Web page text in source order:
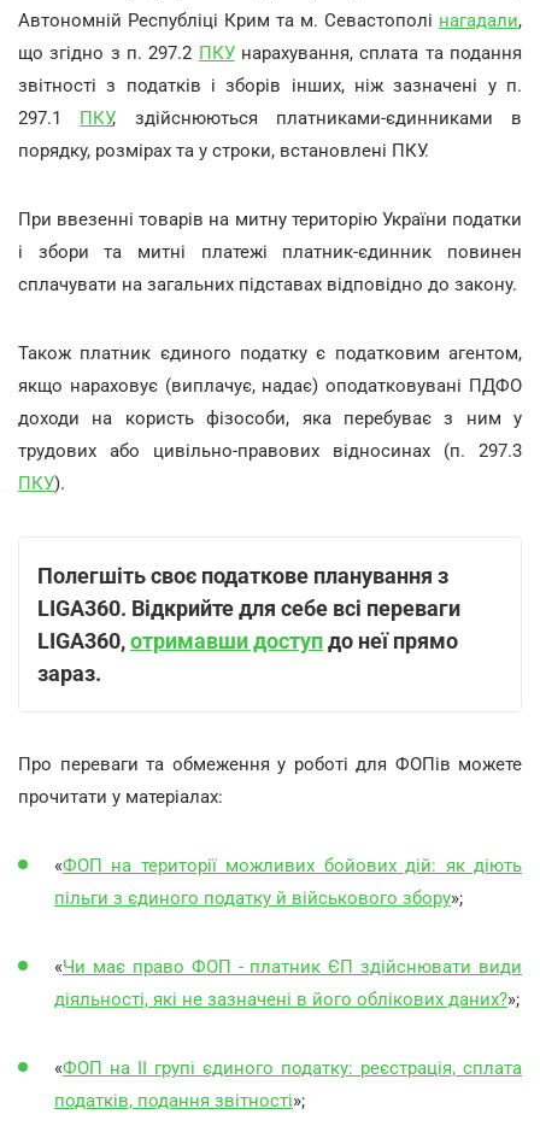
Автономній Республіці Крим та м. Севастополі нагадали,
що згідно з п. 297.2 ПКУнарахування, сплата та подання
звітності з податків і зборів інших, ніж зазначені у п.
297.1 ПКУ, здійснюються платниками-єдинниками в
порядку, розмірах та у строки, встановлені ПКУ.
При ввезенні товарів на митну територію України податки
і збори та митні платежі платник-єдинник повинен
сплачувати на загальних підставах відповідно до закону.
Також платник єдиного податку є податковим агентом,
якщо нараховує (виплачує, надає) оподатковувані ПДФО
доходи на користь фізособи, яка перебуває з ним у
трудових або цивільно-правових відносинах (п. 297.3
ПКУ).
Полегшіть своє податкове планування з
LIGA360. Відкрийте для себе всі переваги
LIGA360,отримавши доступдо неї прямо
зараз.
Про переваги та обмеження у роботі для ФОПів можете
прочитати у матеріалах:
«ФОП на території можливих бойових дій: як діють
пільги з єдиного податку й військового збору»;
«Чи має право ФОП - платник ЄП здійснювати види
діяльності, які не зазначені в його облікових даних?»;
«ФОП на ІІ групі єдиного податку: реєстрація, сплата
податків, подання звітності»;